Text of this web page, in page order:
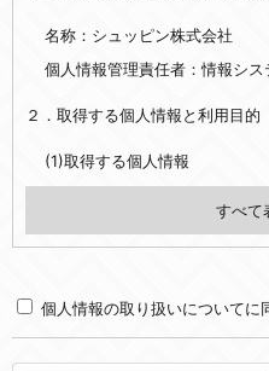
名称：シュッピン株式会社
個人情報管理責任者：情報シ
２．取得する個人情報と利用目的
(1)取得する個人情報
(2)利用目的
・お問合せへの対応のため
個人情報の取り扱いについてに